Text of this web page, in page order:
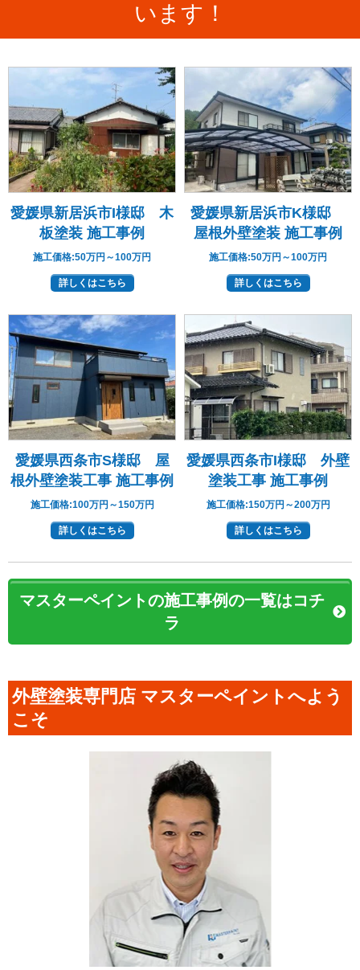
います！
愛媛県新居浜市I様邸 木
板塗装 施工事例
施工価格:50万円～100万円
詳しくはこちら
愛媛県新居浜市K様邸
屋根外壁塗装 施工事例
施工価格:50万円～100万円
詳しくはこちら
愛媛県西条市S様邸 屋
根外壁塗装工事 施工事例
施工価格:100万円～150万円
詳しくはこちら
愛媛県西条市I様邸 外壁
塗装工事 施工事例
施工価格:150万円～200万円
詳しくはこちら
マスターペイントの施工事例の一覧はコチ
ラ
外壁塗装専門店 マスターペイントへよう
こそ